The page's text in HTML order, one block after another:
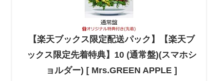
【楽天ブックス限定配送パック】【楽天ブ
ックス限定先着特典】10 (通常盤)(スマホシ
ョルダー) [ Mrs.GREEN APPLE ]